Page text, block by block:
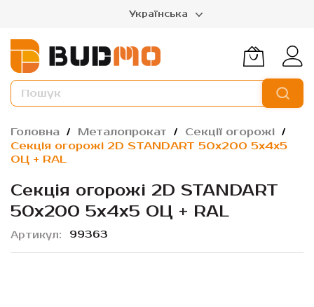
Українська
Головна Металопрокат
Секції огорожі
Секція огорожі 2D STANDART 50х200 5х4х5
ОЦ + RAL
Секція огорожі 2D STANDART
50х200 5х4х5 ОЦ + RAL
Артикул 99363